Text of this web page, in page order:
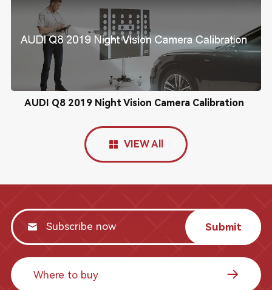
AUDI Q8 2019 Night Vision Camera Calibration
VIEW All
Submit
Where to buy